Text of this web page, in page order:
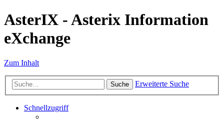
AsterIX - Asterix Information
eXchange
Zum Inhalt
Suche Erweiterte Suche
Schnellzugriff